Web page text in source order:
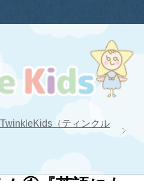
（ティンクル